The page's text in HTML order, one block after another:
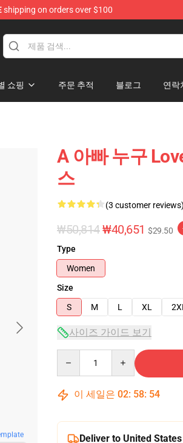
shipping on orders over $100
쇼핑 주문 추적 블로그 연락
A 아빠 누구
스
(3 customer
₩50,814₩40,651 $29.50
Type
Women
Size
S
M L XL
사이즈 가이드 보기
이 세일은 02: 58: 53
Deliver to United States